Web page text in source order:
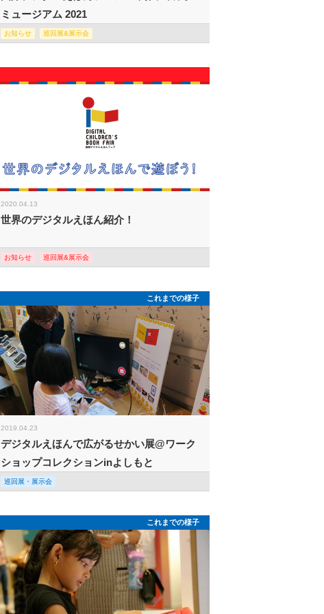
ミュージアム 2021
お知らせ 巡回展&展示会
2020.04.13
世界のデジタルえほん紹介！
お知らせ 巡回展&展示会
これまでの様子
2019.04.23
デジタルえほんで広がるせかい展@ワーク
ショップコレクションinよしもと
巡回展・展示会
これまでの様子